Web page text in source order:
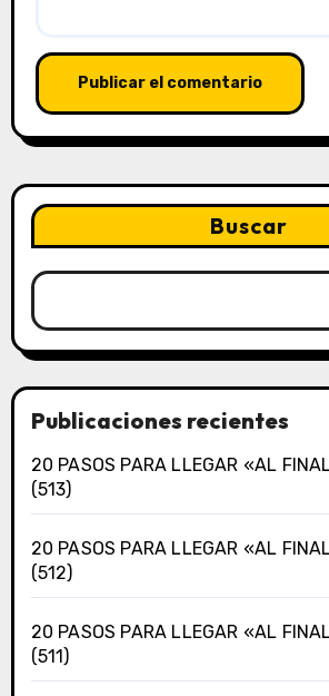
Buscar
Publicaciones recientes
20 PASOS PARA LLEGAR «AL
(513)
20 PASOS PARA LLEGAR «AL
(512)
20 PASOS PARA LLEGAR «AL
(511)